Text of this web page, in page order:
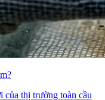
thị trường toàn cầu